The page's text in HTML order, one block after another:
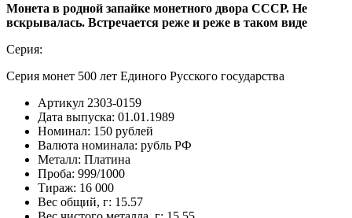
Монета в родной запайке монетного двора СССР. Не
вскрывалась. Встречается реже и реже в таком виде
Серия:
Серия монет 500 лет Единого Русского государства
Артикул 2303-0159
Дата выпуска: 01.01.1989
Номинал: 150 рублей
Валюта номинала: рубль РФ
Металл: Платина
Проба: 999/1000
Тираж: 16 000
Вес общий, г: 15.57